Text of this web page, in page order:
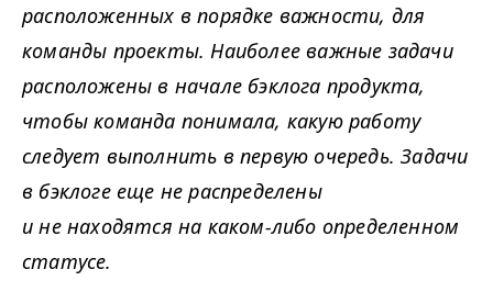
расположенных в порядке важности, для
команды проекты. Наиболее важные задачи
расположены в начале бэклога продукта,
чтобы команда понимала, какую работу
следует выполнить в первую очередь. Задачи
в бэклоге еще не распределены
и не находятся на каком-либо определенном
статусе.